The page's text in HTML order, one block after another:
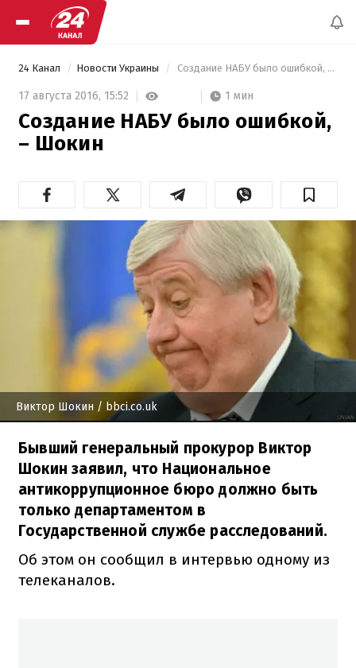
24 Канал Новости Украины Создание НАБУ было ошибкой, – Шокин
17 августа 2016, 15:52 1 мин
Создание НАБУ было ошибкой,
– Шокин
Виктор Шокин / bbci.co.uk
Бывший генеральный прокурор Виктор
Шокин заявил, что Национальное
антикоррупционное бюро должно быть
только департаментом в
Государственной службе расследований.
Об этом он сообщил в интервью одному из
телеканалов.